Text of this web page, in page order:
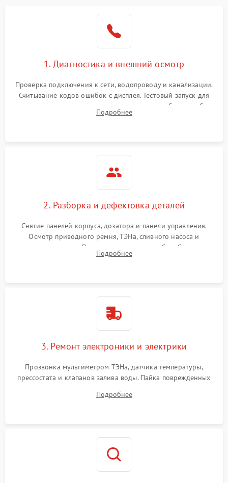
1. Диагностика и внешний осмотр
Проверка подключения к сети, водопроводу и канализации.
Считывание кодов ошибок с дисплея. Тестовый запуск для
выявления посторонних шумов, протечек или сбоев в работе
электронного модуля управления.
Подробнее
2. Разборка и дефектовка деталей
Снятие панелей корпуса, дозатора и панели управления.
Осмотр приводного ремня, ТЭНа, сливного насоса и
амортизаторов. Проверка подшипников барабана и
крестовины на износ, а манжеты люка на разрывы.
Подробнее
3. Ремонт электроники и электрики
Прозвонка мультиметром ТЭНа, датчика температуры,
прессостата и клапанов залива воды. Пайка поврежденных
Восстановление целостности проводки и контактов.
Подробнее